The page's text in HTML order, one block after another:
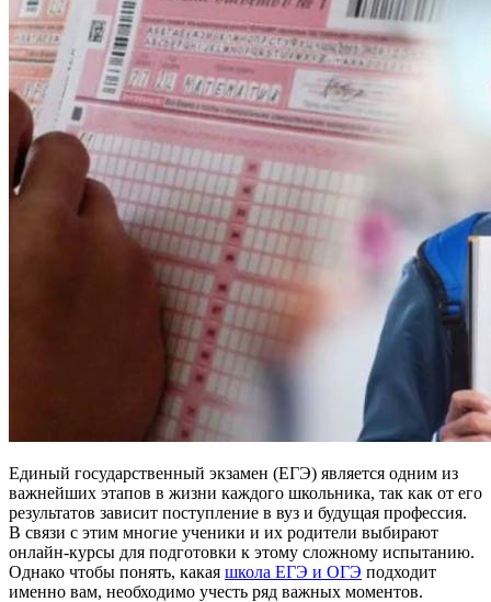
Единый государственный экзамен (ЕГЭ) является одним из
важнейших этапов в жизни каждого школьника, так как от его
результатов зависит поступление в вуз и будущая профессия.
В связи с этим многие ученики и их родители выбирают
онлайн-курсы для подготовки к этому сложному испытанию.
Однако чтобы понять, какая школа ЕГЭ и ОГЭ подходит
именно вам, необходимо учесть ряд важных моментов.